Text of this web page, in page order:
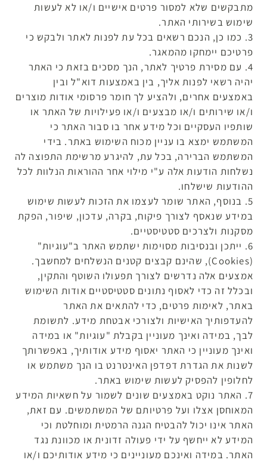
מתבקשים שלא למסור פרטים אישיים ו/או לא לעשות
שימוש בשירותי האתר.
3. כמו כן, הנכם רשאים בכל עת לפנות לאתר ולבקש כי
פרטיכם יימחקו מהמאגר.
4. עם מסירת פרטיך לאתר, הנך מסכים בזאת כי האתר
יהיה רשאי לפנות אליך, בין באמצעות דוא"ל ובין
באמצעים אחרים, ולהציע לך חומר פרסומי אודות מוצרים
ו/או שירותים ו/או מבצעים ו/או פעילויות של האתר או
שותפיו העסקיים וכל מידע אחר בו סבור האתר כי
המשתמש ימצא בו עניין מכוח השימוש באתר. בידי
המשתמש הברירה, בכל עת, להיגרע מרשימת התפוצה לה
נשלחות הודעות אלה ע"י מילוי אחר ההוראות הנלוות לכל
ההודעות שישלחו.
5. בנוסף, האתר שומר לעצמו את הזכות לעשות שימוש
במידע שנאסף לצורך פיקוח, בקרה, עדכון, שיפור, הפקת
מסקנות ולצרכים סטטיסטיים.
6. ייתכן ובנסיבות מסוימות ישתמש האתר ב"עוגיות"
(Cookies), שהינם קבצים קטנים הנשלחים למחשבך.
אמצעים אלה נדרשים לצורך תפעולו השוטף והתקין,
ובכלל זה כדי לאסוף נתונים סטטיסטיים אודות השימוש
באתר, לאימות פרטים, כדי להתאים את האתר
להעדפותיך האישיות ולצורכי אבטחת מידע. לתשומת
לבך, במידה ואינך מעוניין בקבלת "עוגיות" או במידה
ואינך מעוניין כי האתר יאסוף מידע אודותיך, באפשרותך
לשנות את הגדרת דפדפן האינטרנט בו הנך משתמש או
לחלופין להפסיק לעשות שימוש באתר.
7. האתר נוקט באמצעים שונים לשמור על חשאיות המידע
המאוחסן אצלו ועל פרטיותם של המשתמשים. עם זאת,
האתר אינו יכול להבטיח הגנה הרמטית ומוחלטת וכי
המידע לא ייחשף על ידי פעולה זדונית או מכוונת נגד
האתר. במידה ואינכם מעוניינים כי מידע אודותיכם ו/או